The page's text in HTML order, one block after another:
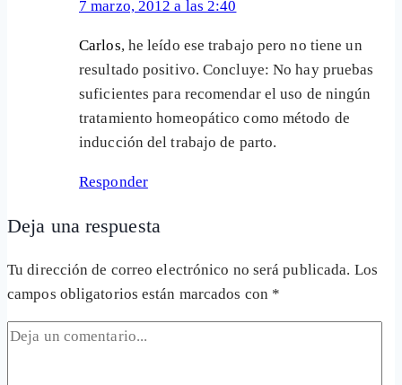
7 marzo, 2012 a las 2:40
Carlos, he leído ese trabajo pero no tiene un
resultado positivo. Concluye: No hay pruebas
suficientes para recomendar el uso de ningún
tratamiento homeopático como método de
inducción del trabajo de parto.
Responder
Deja una respuesta
Tu dirección de correo electrónico no será publicada. Los
campos obligatorios están marcados con *